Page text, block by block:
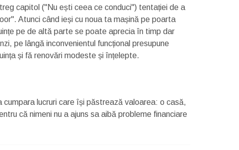
capitol ("Nu ești ceea ce conduci") tentației de a
Atunci când ieși cu noua ta mașină pe poarta
pe de altă parte se poate aprecia în timp dar
pe lângă inconvenientul funcțional presupune
și fă renovări modeste și înțelepte.
lucruri care își păstrează valoarea: o casă,
că nimeni nu a ajuns sa aibă probleme financiare